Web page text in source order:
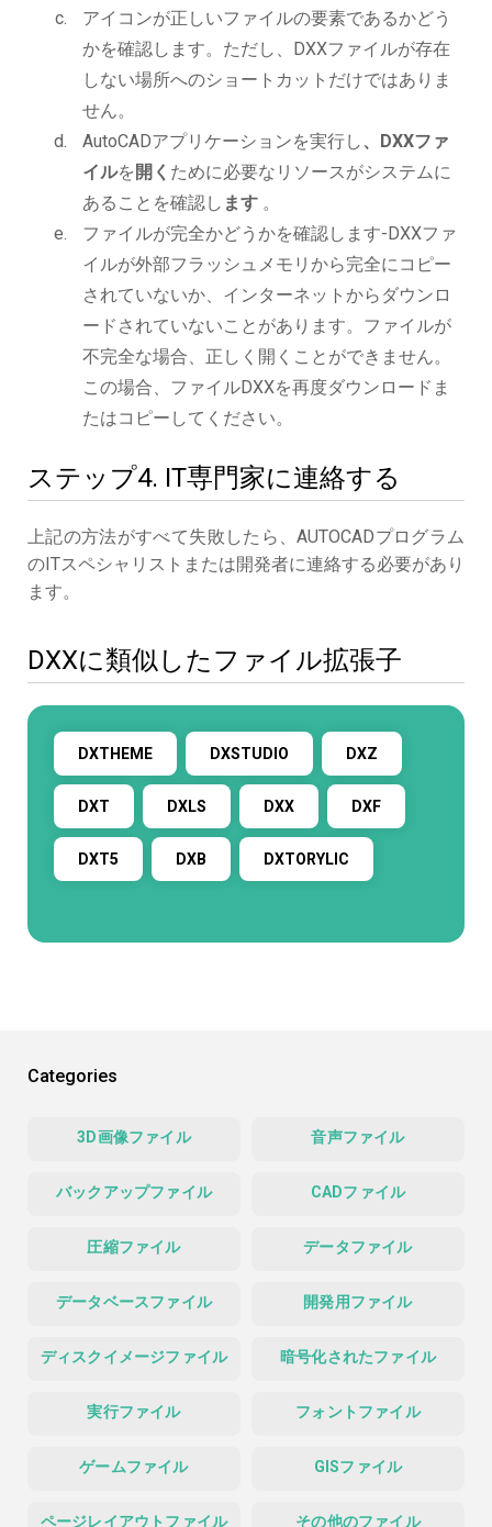
アイコンが正しいファイルの要素であるかどう
かを確認します。ただし、DXXファイルが存在
しない場所へのショートカットだけではありま
せん。
AutoCADアプリケーションを実行し、DXXファ
イルを 開く ために必要なリソースがシステムに
あることを確認し ます 。
ファイルが完全かどうかを確認します-DXXファ
イルが外部フラッシュメモリから完全にコピー
されていないか、インターネットからダウンロ
ードされていないことがあります。ファイルが
不完全な場合、正しく開くことができません。
この場合、ファイルDXXを再度ダウンロードま
たはコピーしてください。
ステップ4. IT専門家に連絡する
上記の方法がすべて失敗したら、AUTOCADプログラム
のITスペシャリストまたは開発者に連絡する必要があり
ます。
DXXに類似したファイル拡張子
DXTHEME DXSTUDIO DXZ
DXT DXLS DXX DXF
DXT5 DXB DXTORYLIC
Categories
3D画像ファイル 音声ファイル
バックアップファイル CADファイル
圧縮ファイル データファイル
データベースファイル 開発用ファイル
ディスクイメージファイル 暗号化されたファイル
実行ファイル フォントファイル
ゲームファイル GISファイル
ページレイアウトファイル その他のファイル